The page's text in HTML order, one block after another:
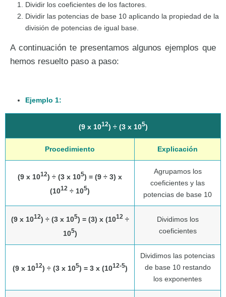
Dividir los coeficientes de los factores.
Dividir las potencias de base 10 aplicando la propiedad de la
división de potencias de igual base.
A continuación te presentamos algunos ejemplos que
hemos resuelto paso a paso:
Ejemplo 1:
(9 x 1012) ÷ (3 x 105)
Procedimiento Explicación
(9 x 1012) ÷ (3 x 105) = (9 ÷ 3) x
(1012 ÷ 105)
Agrupamos los
coeficientes y las
potencias de base 10
(9 x 1012) ÷ (3 x 105) = (3) x (1012÷
105)
Dividimos los
coeficientes
(9 x 1012) ÷ (3 x 105) = 3 x (1012-5)
Dividimos las potencias
de base 10 restando
los exponentes